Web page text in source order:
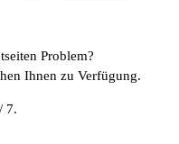
Problem?
Ihnen zu Verfügung.
7.